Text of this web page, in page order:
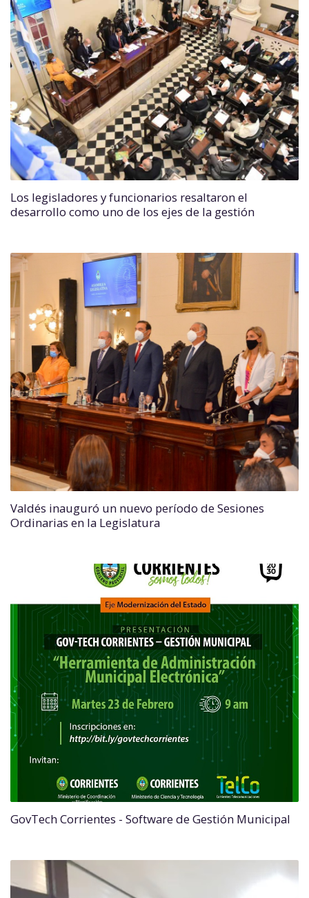
Los legisladores y funcionarios resaltaron el
desarrollo como uno de los ejes de la gestión
Valdés inauguró un nuevo período de Sesiones
Ordinarias en la Legislatura
GovTech Corrientes - Software de Gestión Municipal